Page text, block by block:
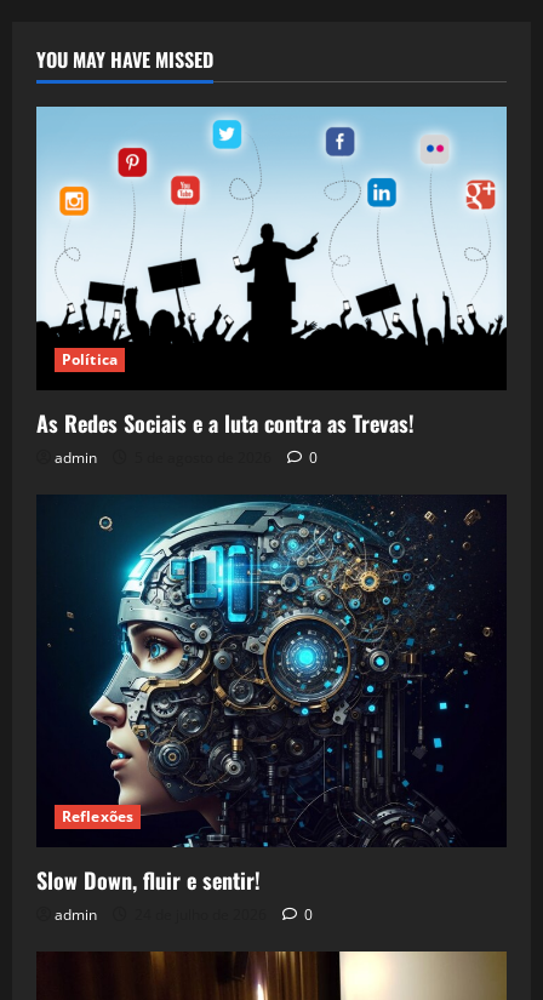
YOU MAY HAVE MISSED
Política
As Redes Sociais e a luta contra as Trevas!
admin 0
Reflexões
Slow Down, fluir e sentir!
admin 0